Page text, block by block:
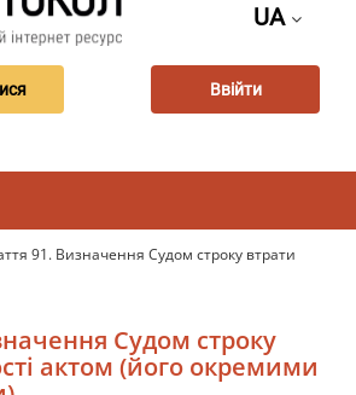
UA
Ввійти
91. Визначення Судом строку втрати
Судом строку
актом (його окремими